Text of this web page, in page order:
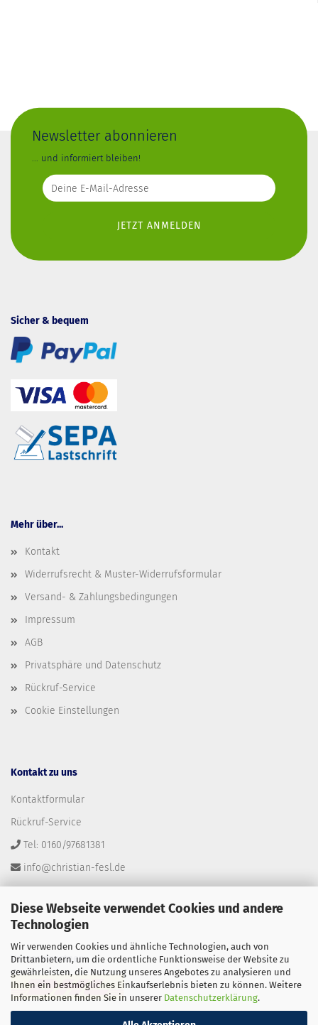
Diese Webseite verwendet Cookies und andere
Technologien
Wir verwenden Cookies und ähnliche Technologien, auch von
Drittanbietern, um die ordentliche Funktionsweise der Website zu
gewährleisten, die Nutzung unseres Angebotes zu analysieren und
Ihnen ein bestmögliches Einkaufserlebnis bieten zu können. Weitere
Informationen finden Sie in unserer Datenschutzerklärung.
Newsletter abonnieren
... und informiert bleiben!
Sicher & bequem
Mehr über...
Kontakt
Widerrufsrecht & Muster-Widerrufsformular
Versand- & Zahlungsbedingungen
Impressum
AGB
Privatsphäre und Datenschutz
Rückruf-Service
Cookie Einstellungen
Kontakt zu uns
Kontaktformular
Rückruf-Service
Tel: 0160/97681381
info@christian-fesl.de
Versandpartner